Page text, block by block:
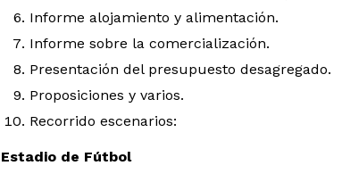
Informe alojamiento y alimentación.
Informe sobre la comercialización.
Presentación del presupuesto desagregado.
Proposiciones y varios.
Recorrido escenarios:
Estadio de Fútbol